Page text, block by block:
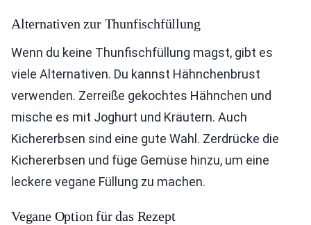
Alternativen zur Thunfischfüllung
Wenn du keine Thunfischfüllung magst, gibt es
viele Alternativen. Du kannst Hähnchenbrust
verwenden. Zerreiße gekochtes Hähnchen und
mische es mit Joghurt und Kräutern. Auch
Kichererbsen sind eine gute Wahl. Zerdrücke die
Kichererbsen und füge Gemüse hinzu, um eine
leckere vegane Füllung zu machen.
Vegane Option für das Rezept